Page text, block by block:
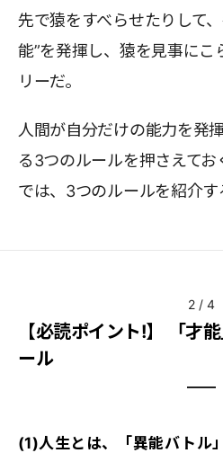
先で猿をすべらせたりして
能”を発揮し、猿を見事にこ
リーだ。
人間が自分だけの能力を発
る3つのルールを押さえて
では、3つのルールを紹介す
2 / 4
【必読ポイント!】 「才
ール
(1)人生とは、「異能バトル